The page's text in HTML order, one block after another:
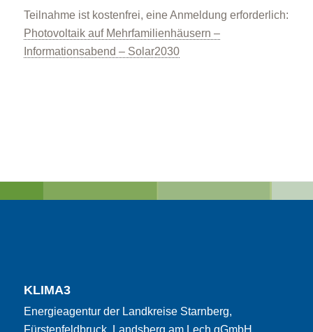
Teilnahme ist kostenfrei, eine Anmeldung erforderlich:
Photovoltaik auf Mehrfamilienhäusern –
Informationsabend – Solar2030
KLIMA3
Energieagentur der Landkreise Starnberg,